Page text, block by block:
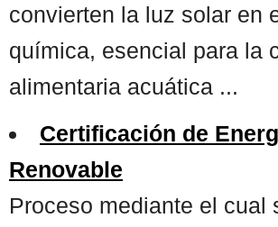
convierten la luz solar en
química, esencial para la
alimentaria acuática ...
Certificación de
Renovable
Proceso mediante el cual